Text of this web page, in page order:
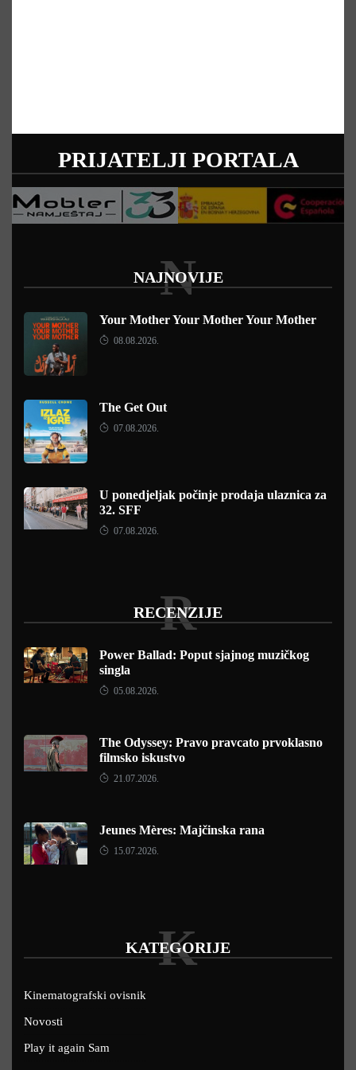
PRIJATELJI PORTALA
NAJNOVIJE
N
Your Mother Your Mother Your Mother
08.08.2026.
The Get Out
07.08.2026.
U ponedjeljak počinje prodaja ulaznica za
32. SFF
07.08.2026.
RECENZIJE
R
Power Ballad: Poput sjajnog muzičkog
singla
05.08.2026.
The Odyssey: Pravo pravcato prvoklasno
filmsko iskustvo
21.07.2026.
Jeunes Mères: Majčinska rana
15.07.2026.
KATEGORIJE
K
Kinematografski ovisnik
Novosti
Play it again Sam